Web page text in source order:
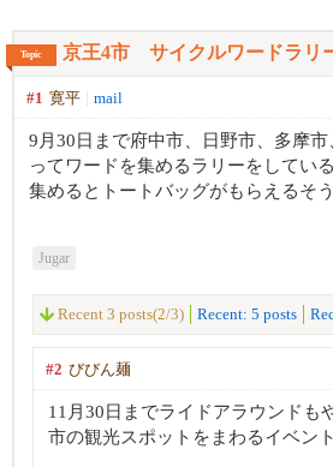
Topic 京王4市 サイクルワードラリ
#1 寛平 mail
9月30日まで府中市、日野市、多摩
ってワードを集めるラリーをしてい
集めるとトートバッグがもらえるそう
Jugar
Recent 3 posts(2/3) Recent: 5 posts
#2 びびん麺
11月30日までライドアラウンドも
市の観光スポットをまわるイベント